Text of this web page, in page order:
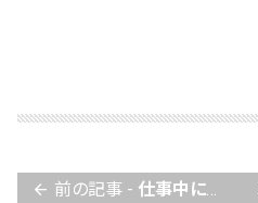
arrow_back 前の記事 - 仕事中に重たい人を抱えて股関節を傷めて開かなくなりましたが完治